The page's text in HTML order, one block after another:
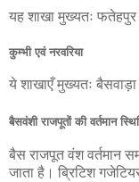
यह शाखा मुख्यतः फतेहपुर
कुम्भी एवं नरवरिया
ये शाखाएँ मुख्यतः बैसवाड़ा
बैसवंशी राजपूतों की वर्तमान
बैस राजपूत वंश वर्तमान
जाता है। ब्रिटिश